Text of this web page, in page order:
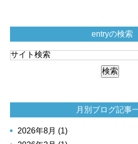
entryの検索
月別ブログ記事
2026年8月 (1)